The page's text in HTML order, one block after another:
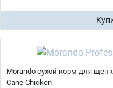
Morando сухой корм для
Cane Chicken